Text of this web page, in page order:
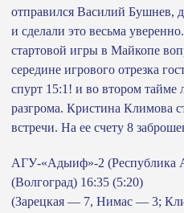
отправился Василий Бушнев,
и сделали это весьма
стартовой игры в Майкопе
середине игрового отрезка
спурт 15:1! и во втором тайме
разгрома. Кристина Климова
встречи. На ее счету 8
АГУ-«Адыиф»-2 (Республика
(Волгоград) 16:35 (5:20)
(Зарецкая — 7, Нимас — 3;